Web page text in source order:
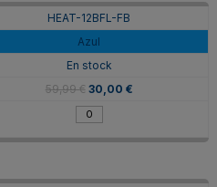
HEAT-12BFL-FB
Azul
En stock
59,99 € 30,00 €